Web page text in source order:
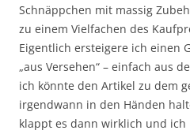
Schnäppchen mit massig
zu einem Vielfachen des
Eigentlich ersteigere ich einen
„aus Versehen“ – einfach aus
ich könnte den Artikel zu dem
irgendwann in den Händen
klappt es dann wirklich und